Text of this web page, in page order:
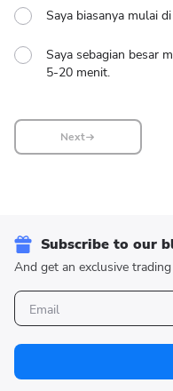
Saya biasanya mulai
Saya sebagian besar
5-20 menit.
Next
Subscribe to our
And get an exclusive